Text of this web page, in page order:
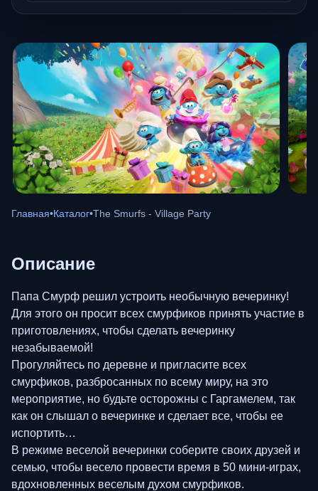
Главная•Каталог•The Smurfs - Village Party
Описание
Папа Смурф решил устроить необычную вечеринку!
Для этого он просит всех смурфиков принять участие в
приготовлениях, чтобы сделать вечеринку
незабываемой!
Прогуляйтесь по деревне и пригласите всех
смурфиков, разбросанных по всему миру, на это
мероприятие, но будьте осторожны с Гаргамелем, так
как он слышал о вечеринке и сделает все, чтобы ее
испортить…
В режиме веселой вечеринки соберите своих друзей и
семью, чтобы весело провести время в 50 мини-играх,
вдохновленных веселым духом смурфиков.